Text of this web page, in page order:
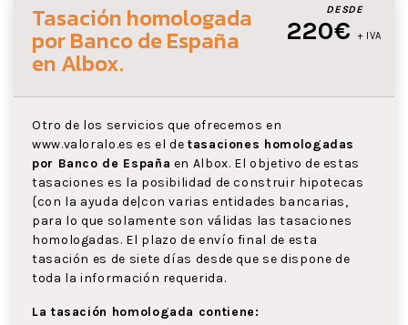
DESDE
220€ + IVA
Tasación homologada
por Banco de España
en Albox.
Otro de los servicios que ofrecemos en
www.valoralo.es es el de tasaciones homologadas
por Banco de España en Albox. El objetivo de estas
tasaciones es la posibilidad de construir hipotecas
{con la ayuda de|con varias entidades bancarias,
para lo que solamente son válidas las tasaciones
homologadas. El plazo de envío final de esta
tasación es de siete días desde que se dispone de
toda la información requerida.
La tasación homologada contiene: